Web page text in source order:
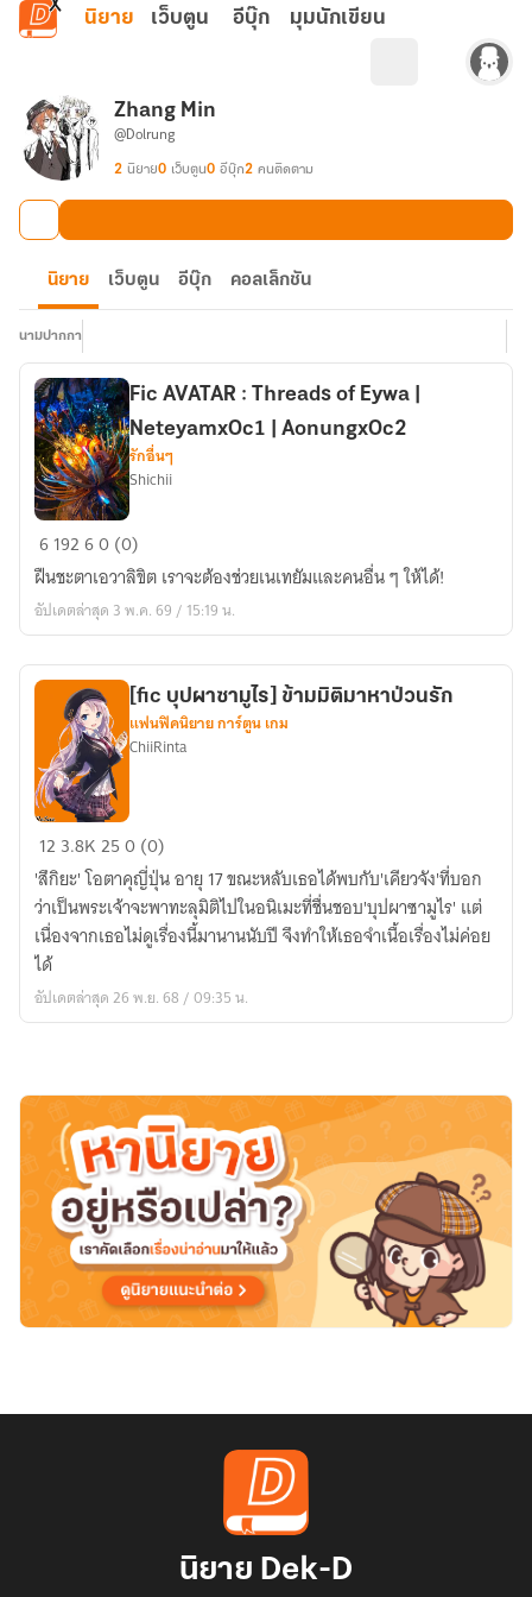
ข้ามไปยังเนื้อหาหลัก
นิยาย เว็บตูน อีบุ๊ก มุมนักเขียน
Zhang Min
@Dolrung
2 นิยาย0 เว็บตูน0 อีบุ๊ก2 คนติดตาม
นิยาย เว็บตูน อีบุ๊ก คอลเล็กชัน
นามปากกา
Fic
AVATAR
:
Threads
Eywa
NeteyamxOc1
|
AonungxOc2
Fic AVATAR : Threads of Eywa |
NeteyamxOc1 | AonungxOc2
รักอื่นๆ
Shichii
619260 (0)
ฝืนชะตาเอวาลิขิต เราจะต้องช่วยเนเทยัมและคนอื่น ๆ ให้ได้!
อัปเดตล่าสุด 3 พ.ค. 69 / 15:19 น.
[fic
บุปผา
ซามูไร]
ข้าม
มิติ
มา
หา
[fic บุปผาซามูไร] ข้ามมิติมาหาป่วนรัก
แฟนฟิคนิยาย การ์ตูน เกม
ChiiRinta
12 3.8K250 (0)
'สึกิยะ' โอตาคุญี่ปุ่น อายุ 17 ขณะหลับเธอได้พบกับ'เคียวจัง'ที่บอก
ว่าเป็นพระเจ้าจะพาทะลุมิติไปในอนิเมะที่ชื่นชอบ'บุปผาซามูไร' แต่
เนื่องจากเธอไม่ดูเรื่องนี้มานานนับปี จึงทำให้เธอจำเนื้อเรื่องไม่ค่อย
ได้
อัปเดตล่าสุด 26 พ.ย. 68 / 09:35 น.
นิยาย Dek-D